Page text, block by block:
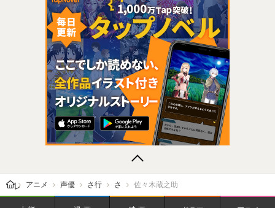
レビューン トップ
アニメ 声優 さ行 さ 佐々木蔵之助